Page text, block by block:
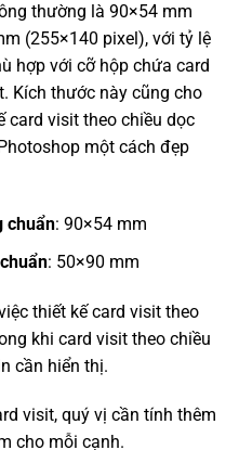
thường là 90×54 mm
(255×140 pixel), với tỷ lệ
hợp với cỡ hộp chứa card
Kích thước này cũng cho
card visit theo chiều dọc
một cách đẹp
chuẩn: 90×54 mm
: 50×90 mm
thiết kế card visit theo
khi card visit theo chiều
cần hiển thị.
visit, quý vị cần tính thêm
cho mỗi cạnh.